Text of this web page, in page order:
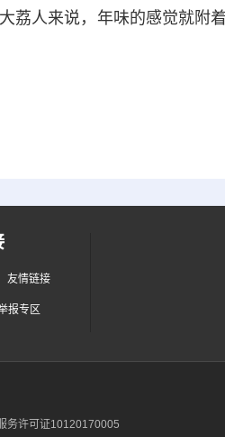
荔人来说，年味的感觉就附
友情链接
报专区
务许可证10120170005